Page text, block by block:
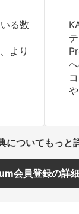
る数
より
についてもっと
会員登録の詳